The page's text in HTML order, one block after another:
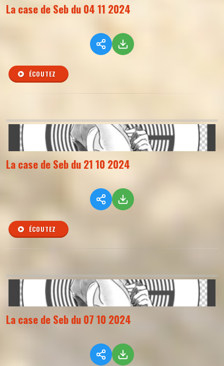
La case de Seb du 04 11 2024
ÉCOUTEZ
La case de Seb du 21 10 2024
ÉCOUTEZ
La case de Seb du 07 10 2024